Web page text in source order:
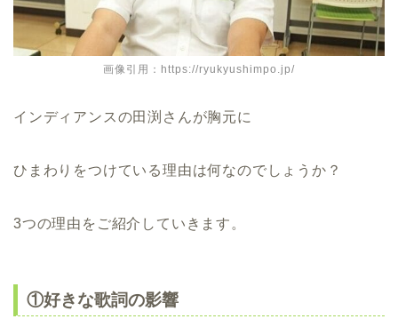
画像引用：https://ryukyushimpo.jp/
インディアンスの田渕さんが胸元に
ひまわりをつけている理由は何なのでしょうか？
3つの理由をご紹介していきます。
①好きな歌詞の影響